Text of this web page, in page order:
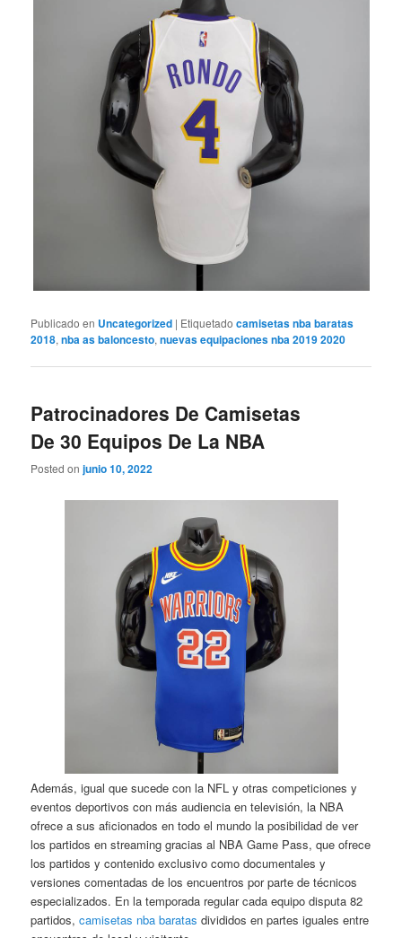
Publicado en Uncategorized | Etiquetado camisetas nba baratas
2018,nba as baloncesto,nuevas equipaciones nba 2019 2020
Patrocinadores De Camisetas
De 30 Equipos De La NBA
Posted onjunio 10, 2022
Además, igual que sucede con la NFL y otras competiciones y
eventos deportivos con más audiencia en televisión, la NBA
ofrece a sus aficionados en todo el mundo la posibilidad de ver
los partidos en streaming gracias al NBA Game Pass, que ofrece
los partidos y contenido exclusivo como documentales y
versiones comentadas de los encuentros por parte de técnicos
especializados. En la temporada regular cada equipo disputa 82
partidos,camisetas nba baratas divididos en partes iguales entre